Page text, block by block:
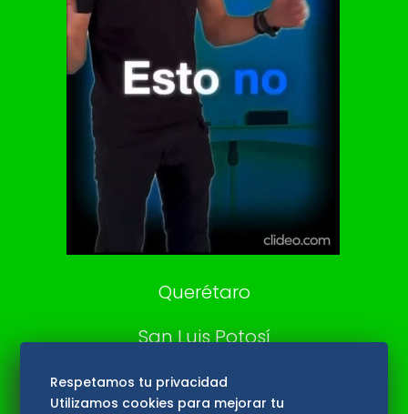
Clase
De 10 sports
DeDinero
Confabulario
Aviso Oportuno
Consultas
Querétaro
San Luis Potosí
Edomex
Respetamos tu privacidad
Utilizamos cookies para mejorar tu